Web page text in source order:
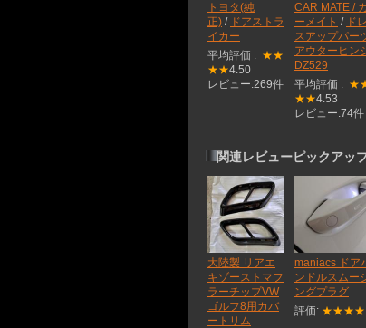
トヨタ(純
正) / ドアストラ
イカー
平均評価 : ★★
★★4.50
レビュー:269件
CAR MATE / カ
ーメイト / ドレ
スアップパー
アウターヒン
DZ529
平均評価 :
★★4.53
レビュー:74件
関連レビューピックアッ
大陸製 リアエ
キゾーストマフ
ラーチップVW
ゴルフ8用カバ
ートリム
maniacs ドア
ンドルスムー
ングプラグ
評価: